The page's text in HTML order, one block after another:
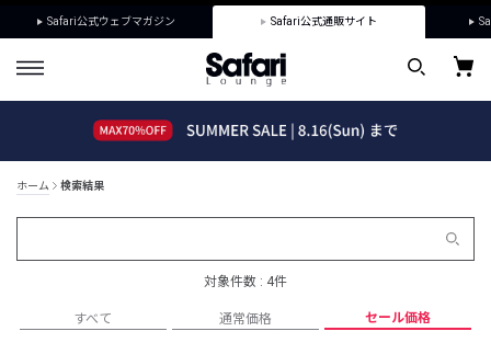
Safari公式ウェブマガジン Safari公式通販サイト
ホーム 検索結果
対象件数 : 4件
すべて 通常価格 セール価格